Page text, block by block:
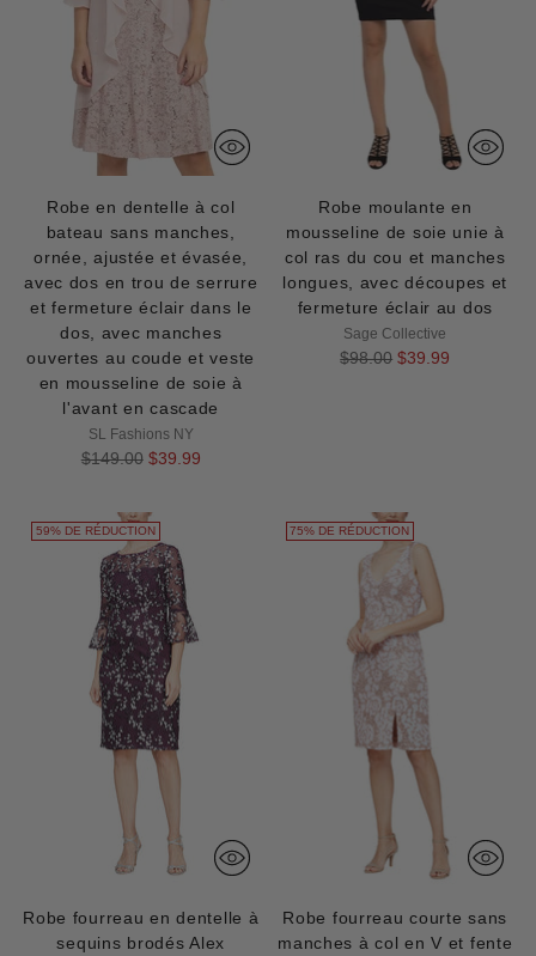
Robe en dentelle à col
bateau sans manches,
ornée, ajustée et évasée,
avec dos en trou de serrure
et fermeture éclair dans le
dos, avec manches
ouvertes au coude et veste
en mousseline de soie à
l'avant en cascade
SL Fashions NY
Prix
$149.00 $39.99
Robe moulante en
mousseline de soie unie à
col ras du cou et manches
longues, avec découpes et
fermeture éclair au dos
Sage Collective
Prix
$98.00 $39.99
59% DE RÉDUCTION
Robe fourreau en dentelle à
sequins brodés Alex
75% DE RÉDUCTION
Robe fourreau courte sans
manches à col en V et fente